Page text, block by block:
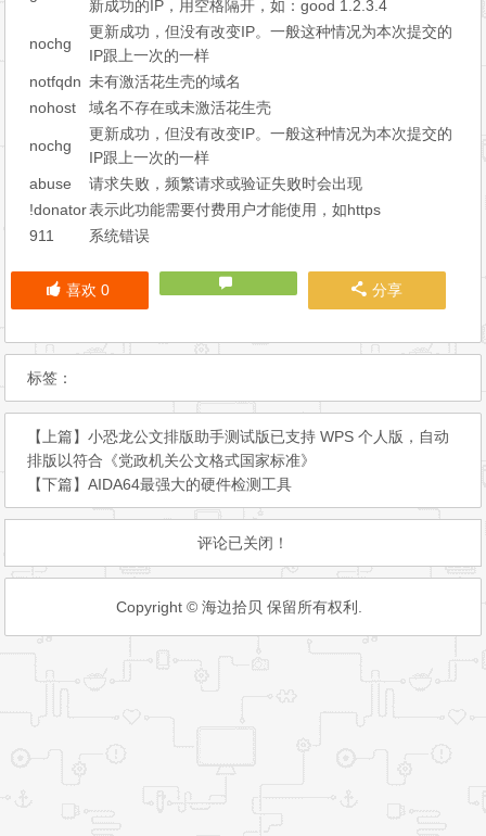
新成功的IP，用空格隔开，如：good 1.2.3.4
nochg
更新成功，但没有改变IP。一般这种情况为本次提交的
IP跟上一次的一样
notfqdn 未有激活花生壳的域名
nohost
域名不存在或未激活花生壳
nochg
更新成功，但没有改变IP。一般这种情况为本次提交的
IP跟上一次的一样
abuse
请求失败，频繁请求或验证失败时会出现
!donator表示此功能需要付费用户才能使用，如https
911
系统错误
喜欢 0 分享
标签：
【上篇】小恐龙公文排版助手测试版已支持 WPS 个人版，自动
排版以符合《党政机关公文格式国家标准》
【下篇】AIDA64最强大的硬件检测工具
评论已关闭！
Copyright © 海边拾贝 保留所有权利.